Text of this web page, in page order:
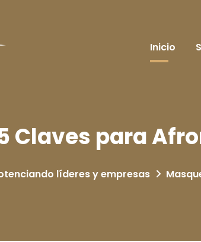
Inicio
Claves para
líderes y empresas